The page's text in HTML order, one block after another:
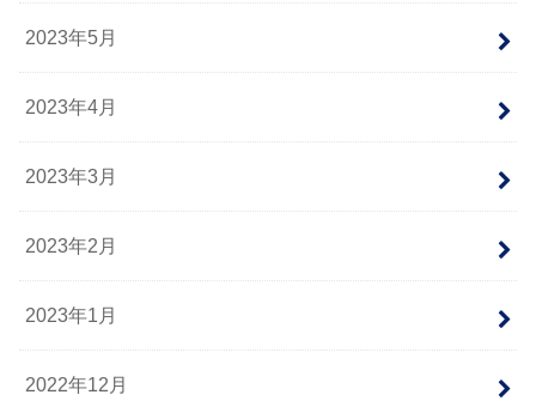
2023年5月
2023年4月
2023年3月
2023年2月
2023年1月
2022年12月